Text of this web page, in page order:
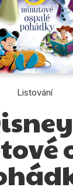
Listování